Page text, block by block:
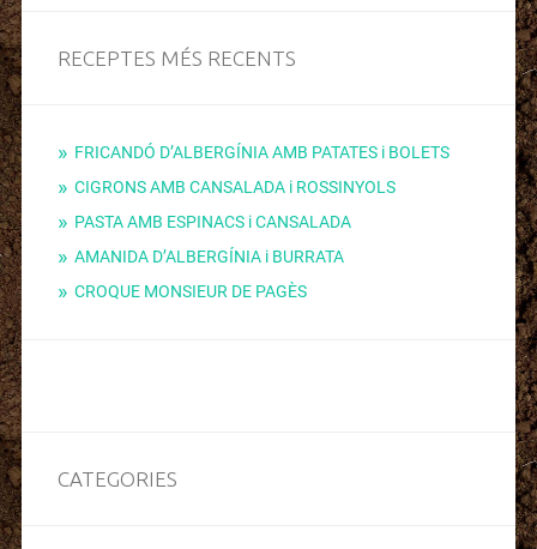
RECEPTES MÉS RECENTS
FRICANDÓ D’ALBERGÍNIA AMB PATATES i BOLETS
CIGRONS AMB CANSALADA i ROSSINYOLS
PASTA AMB ESPINACS i CANSALADA
AMANIDA D’ALBERGÍNIA i BURRATA
CROQUE MONSIEUR DE PAGÈS
CATEGORIES